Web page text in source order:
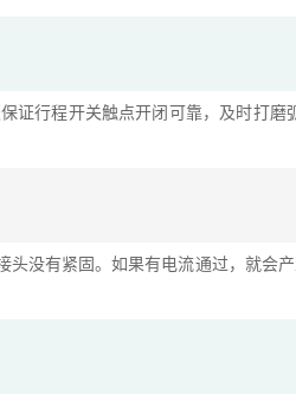
行程开关触点开闭可靠，及时打磨
没有紧固。如果有电流通过，就会